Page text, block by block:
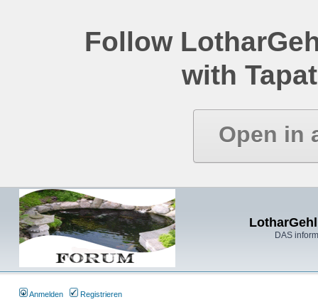
Follow
with
Open in
DAS
Anmelden Registrieren